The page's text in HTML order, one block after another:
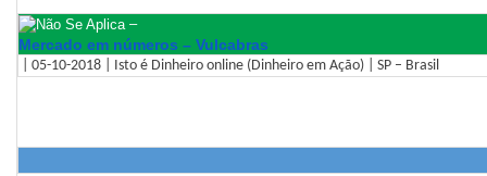
–
Mercado em números – Vulcabras
| 05-10-2018 | Isto é Dinheiro online (Dinheiro em Ação) | SP – Brasil